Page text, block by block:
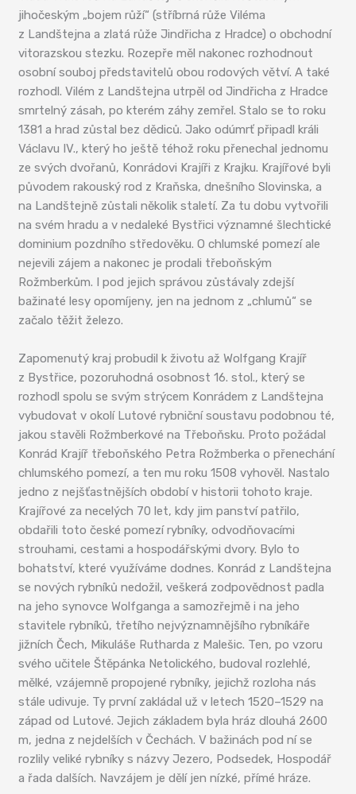
jihočeským „bojem růží“ (stříbrná růže Viléma
z Landštejna a zlatá růže Jindřicha z Hradce) o obchodní
vitorazskou stezku. Rozepře měl nakonec rozhodnout
osobní souboj představitelů obou rodových větví. A také
rozhodl. Vilém z Landštejna utrpěl od Jindřicha z Hradce
smrtelný zásah, po kterém záhy zemřel. Stalo se to roku
1381 a hrad zůstal bez dědiců. Jako odúmrť připadl králi
Václavu IV., který ho ještě téhož roku přenechal jednomu
ze svých dvořanů, Konrádovi Krajíři z Krajku. Krajířové byli
původem rakouský rod z Kraňska, dnešního Slovinska, a
na Landštejně zůstali několik staletí. Za tu dobu vytvořili
na svém hradu a v nedaleké Bystřici významné šlechtické
dominium pozdního středověku. O chlumské pomezí ale
nejevili zájem a nakonec je prodali třeboňským
Rožmberkům. I pod jejich správou zůstávaly zdejší
bažinaté lesy opomíjeny, jen na jednom z „chlumů“ se
začalo těžit železo.
Zapomenutý kraj probudil k životu až Wolfgang Krajíř
z Bystřice, pozoruhodná osobnost 16. stol., který se
rozhodl spolu se svým strýcem Konrádem z Landštejna
vybudovat v okolí Lutové rybniční soustavu podobnou té,
jakou stavěli Rožmberkové na Třeboňsku. Proto požádal
Konrád Krajíř třeboňského Petra Rožmberka o přenechání
chlumského pomezí, a ten mu roku 1508 vyhověl. Nastalo
jedno z nejšťastnějších období v historii tohoto kraje.
Krajířové za necelých 70 let, kdy jim panství patřilo,
obdařili toto české pomezí rybníky, odvodňovacími
strouhami, cestami a hospodářskými dvory. Bylo to
bohatství, které využíváme dodnes. Konrád z Landštejna
se nových rybníků nedožil, veškerá zodpovědnost padla
na jeho synovce Wolfganga a samozřejmě i na jeho
stavitele rybníků, třetího nejvýznamnějšího rybníkáře
jižních Čech, Mikuláše Rutharda z Malešic. Ten, po vzoru
svého učitele Štěpánka Netolického, budoval rozlehlé,
mělké, vzájemně propojené rybníky, jejichž rozloha nás
stále udivuje. Ty první zakládal už v letech 1520–1529 na
západ od Lutové. Jejich základem byla hráz dlouhá 2600
m, jedna z nejdelších v Čechách. V bažinách pod ní se
rozlily veliké rybníky s názvy Jezero, Podsedek, Hospodář
a řada dalších. Navzájem je dělí jen nízké, přímé hráze.